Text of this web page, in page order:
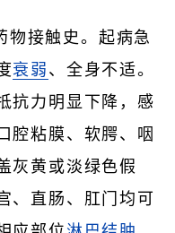
物接触史。起病急
衰弱 、全身不适。
抗力明显下降，感
腔粘膜、软腭、咽
灰黄或淡绿色假
、直肠、肛门均可